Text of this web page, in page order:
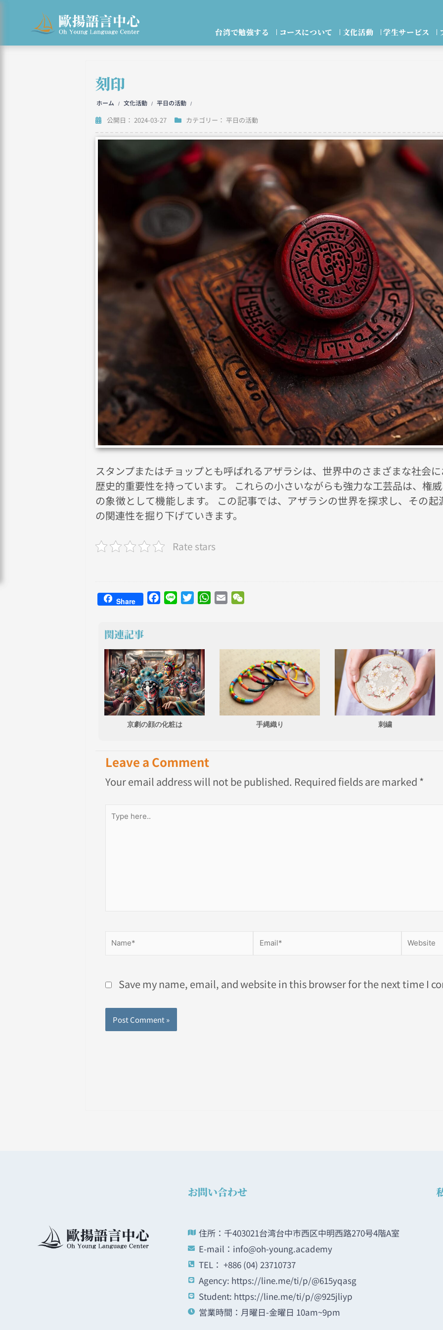
台湾で勉強する コースについて 文化活動 学生サービス
刻印
ホーム / 文化活動 / 平日の活動 /
公開日： 2024-03-27 カテゴリー： 平日の活動
スタンプまたはチョップとも呼ばれるアザラシは、世界中のさまざまな社会
歴史的重要性を持っています。 これらの小さいながらも強力な工芸品は、権
の象徴として機能します。 この記事では、アザラシの世界を探求し、その
の関連性を掘り下げていきます。
Rate stars
Share Facebook
Line TwitterWhatsApp
Email
関連記事
京劇の顔の化粧は 手縄織り 刺繍
Leave a Comment
Your email address will not be published. Required fields are marked *
Type
Name* Email* Website
Save my name, email, and website in this browser for the next time I
お問い合わせ
住所：千403021台湾台中市西区中明西路270号4階A室
E-mail：info@oh-young.academy
TEL： +886 (04) 23710737
Agency: https://line.me/ti/p/@615yqasg
Student: https://line.me/ti/p/@925jliyp
営業時間：月曜日-金曜日 10am~9pm